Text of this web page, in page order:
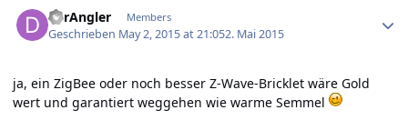
derAngler Members
Geschrieben May 2, 2015 at 21:052. Mai 2015
ja, ein ZigBee oder noch besser Z-Wave-Bricklet wäre Gold
wert und garantiert weggehen wie warme Semmel